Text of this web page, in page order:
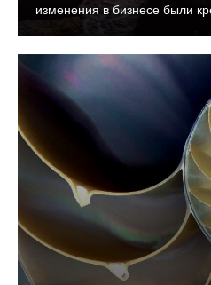
изменения в бизнесе были